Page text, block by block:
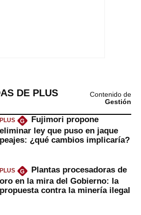
DE PLUS
Contenido de
Gestión
PLUS G
Fujimori propone
eliminar ley que puso en jaque
peajes: ¿qué cambios implicaría?
PLUS G
Plantas procesadoras de
oro en la mira del Gobierno: la
propuesta contra la minería ilegal